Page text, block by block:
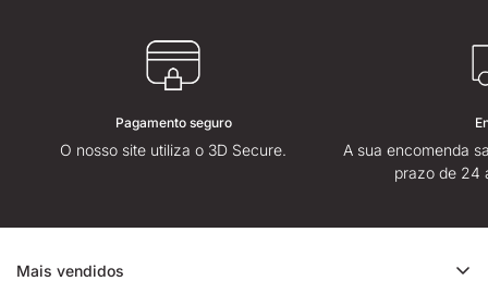
Pagamento seguro
O nosso site utiliza o 3D Secure.
A sua encomenda
prazo de 24
Mais vendidos